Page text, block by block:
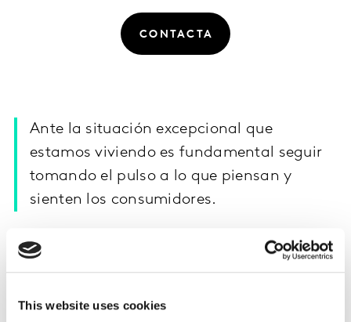
This website uses cookies
CONTACTA
Ante la situación excepcional que
estamos viviendo es fundamental seguir
tomando el pulso a lo que piensan y
sienten los consumidores.
Conocer bien los cambios de hábitos y la nueva
manera de relacionarse con las personas y las marcas
necesitan.